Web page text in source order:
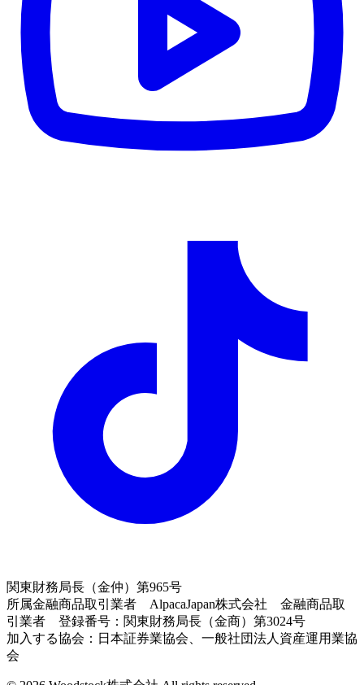
関東財務局長（金仲）第965号
所属金融商品取引業者 AlpacaJapan株式会社 金融商品取
引業者 登録番号：関東財務局長（金商）第3024号
加入する協会：日本証券業協会、一般社団法人資産運用業協
会